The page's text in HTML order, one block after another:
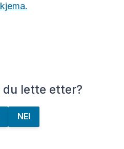
du lette etter?
NEI